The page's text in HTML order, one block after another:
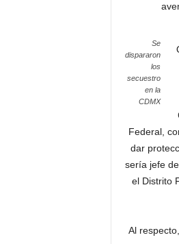
Se
dispararon
los
secuestro
en la
CDMX
Federal,
dar
sería jefe
el Distrito
Al